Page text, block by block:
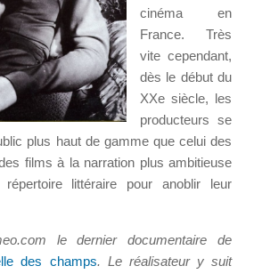
cinéma en
France. Très
vite cependant,
dès le début du
XXe siècle, les
producteurs se
plus haut de gamme que celui des
films à la narration plus ambitieuse
littéraire pour anoblir leur
le dernier documentaire de
des champs. Le réalisateur y suit